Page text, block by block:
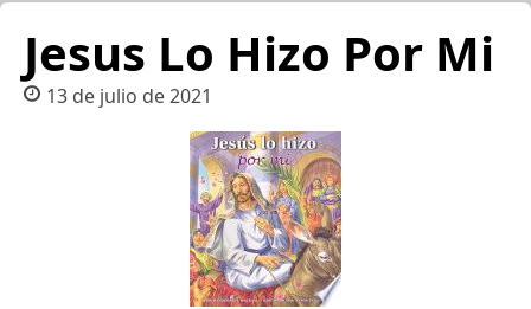
Jesus Lo Hizo Por Mi
13 de julio de 2021